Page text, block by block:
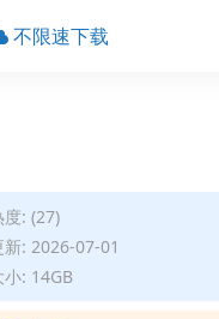
不限速下载
: (27)
新: 2026-07-01
: 14GB